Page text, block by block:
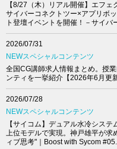
【8/27（木）リアル開催】エフ
サイバーコネクトツー×アプリボ
ト登壇イベントを開催！－サイバ
2026/07/31
NEWスペシャルコンテンツ
全国CG講師求人情報まとめ。授
ンティを一挙紹介【2026年6月更
2026/07/28
NEWスペシャルコンテンツ
【サイコム】デュアル水冷シス
上位モデルで実現。神戸雄平が求
ィブ思考"｜Boost with Sycom